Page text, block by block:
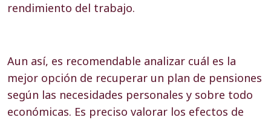
rendimiento del trabajo.
Aun así, es recomendable analizar cuál es la
mejor opción de recuperar un plan de pensiones
según las necesidades personales y sobre todo
económicas. Es preciso valorar los efectos de